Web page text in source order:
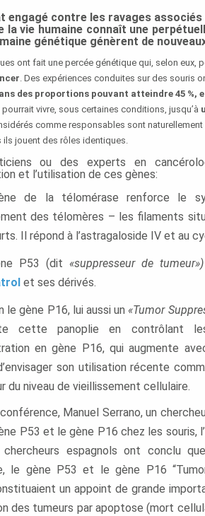
engagé contre les ravages
la vie humaine connaît une
génétique génèrent de
ont fait une percée génétique qui, selon eux,
. Des expériences conduites sur des souris
des proportions pouvant atteindre 45 %,
pourrait vivre, sous certaines conditions, jusqu’à
comme responsables sont
ils jouent des rôles identiques.
ou des experts en
et l’utilisation de ces gènes:
de la télomérase renforce le
des télomères – les filaments
Il répond à l’astragaloside IV et au
P53 (dit «suppresseur de tumeur»)
et ses dérivés.
le gène P16, lui aussi un«Tumor
cette panoplie en contrôlant
en gène P16, qui augmente
son utilisation récente
du niveau de vieillissement cellulaire.
Manuel Serrano, un
P53 et le gène P16 chez les souris,
chercheurs espagnols ont conclu
le gène P53 et le gène P16
un appoint de grande
des tumeurs par apoptose (mort